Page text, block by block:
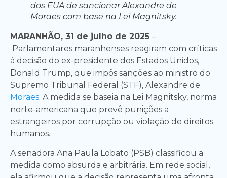
dos EUA de sancionar Alexandre de
Moraes com base na Lei Magnitsky.
MARANHÃO, 31 de julho de 2025 –
Parlamentares maranhenses reagiram com críticas
à decisão do ex-presidente dos Estados Unidos,
Donald Trump, que impôs sanções ao ministro do
Supremo Tribunal Federal (STF), Alexandre de
Moraes. A medida se baseia na Lei Magnitsky, norma
norte-americana que prevê punições a
estrangeiros por corrupção ou violação de direitos
humanos.
A senadora Ana Paula Lobato (PSB) classificou a
medida como absurda e arbitrária. Em rede social,